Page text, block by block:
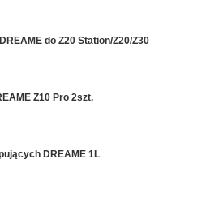
do Z20 Station/Z20/Z30
Z10 Pro 2szt.
DREAME 1L